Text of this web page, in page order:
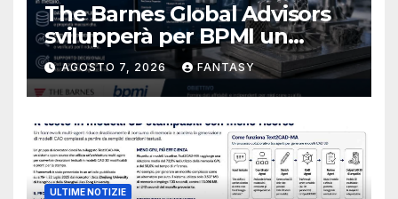
The Barnes Global Advisors
svilupperà per BPMI un
database per la stampa 3D
metallica destinata alla filiera
navale statunitense
AGOSTO 7, 2026 FANTASY
ULTIME NOTIZIE